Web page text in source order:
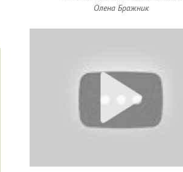
Олена Бражник